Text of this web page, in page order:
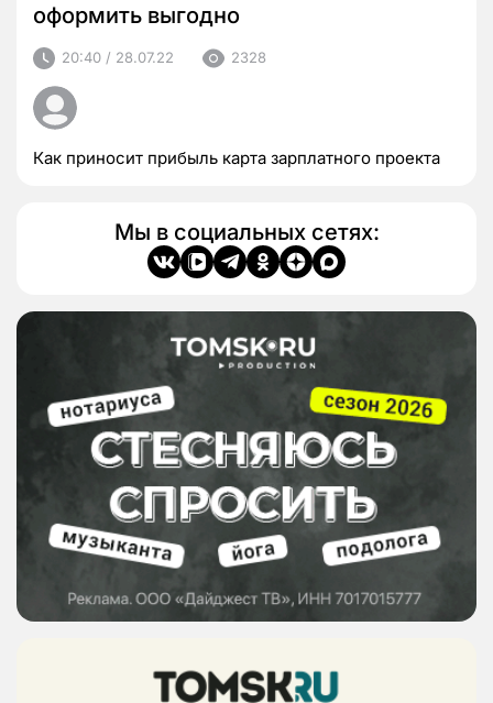
оформить выгодно
20:40 / 28.07.22 2328
Как приносит прибыль карта зарплатного проекта
Мы в социальных сетях: